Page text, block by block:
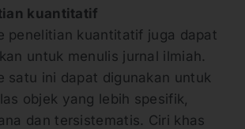
kuantitatif
penelitian kuantitatif juga dapat
untuk menulis jurnal ilmiah.
satu ini dapat digunakan untuk
objek yang lebih spesifik,
dan tersistematis. Ciri khas